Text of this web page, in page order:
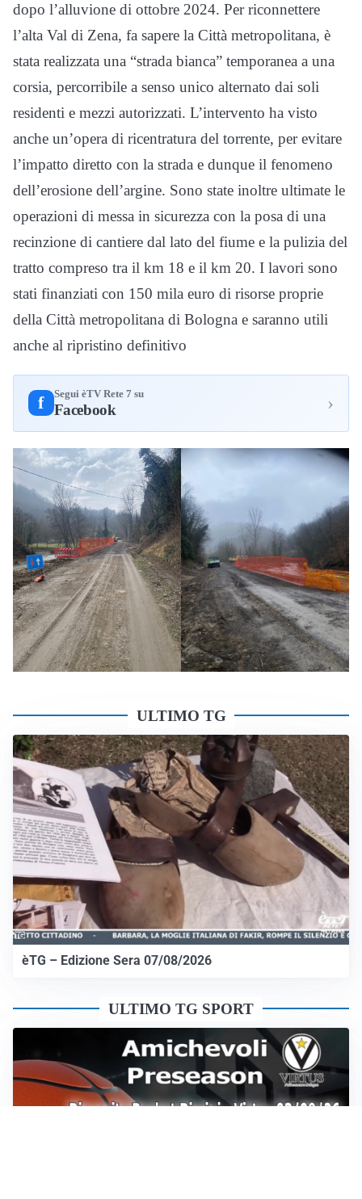
dopo l’alluvione di ottobre 2024. Per riconnettere
l’alta Val di Zena, fa sapere la Città metropolitana, è
stata realizzata una “strada bianca” temporanea a una
corsia, percorribile a senso unico alternato dai soli
residenti e mezzi autorizzati. L’intervento ha visto
anche un’opera di ricentratura del torrente, per evitare
l’impatto diretto con la strada e dunque il fenomeno
dell’erosione dell’argine. Sono state inoltre ultimate le
operazioni di messa in sicurezza con la posa di una
recinzione di cantiere dal lato del fiume e la pulizia del
tratto compreso tra il km 18 e il km 20. I lavori sono
stati finanziati con 150 mila euro di risorse proprie
della Città metropolitana di Bologna e saranno utili
anche al ripristino definitivo
f Segui èTV Rete 7 su
Facebook ›
ULTIMO TG
èTG – Edizione Sera 07/08/2026
ULTIMO TG SPORT